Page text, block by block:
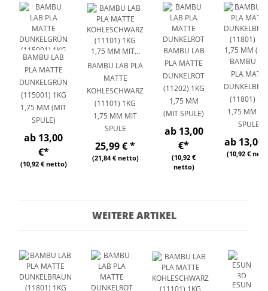
BAMBU LAB
PLA MATTE
DUNKELGRÜN
(115001) 1KG
1,75 MM (MIT
SPULE)
ab 13,00
€*
(10,92 € netto)
BAMBU LAB PLA
MATTE
KOHLESCHWARZ
(11101) 1KG
1,75 MM MIT
SPULE
25,99 €*
(21,84 € netto)
BAMBU LAB
PLA MATTE
DUNKELROT
(11202) 1KG
1,75 MM
(MIT SPULE)
ab 13,00
€*
(10,92 €
netto)
BAMBU
PLA
(11801)
1,75 MM
SPULE)
ab 13,00
(10,92 €
WEITERE ARTIKEL
ESUN